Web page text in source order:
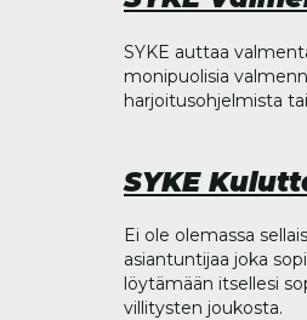
SYKE auttaa
monipuolisia
harjoitusohjelmista
SYKE
Ei ole olemassa
asiantuntijaa joka
löytämään itsellesi
villitysten joukosta.